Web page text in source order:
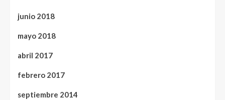
junio 2018
mayo 2018
abril 2017
febrero 2017
septiembre 2014